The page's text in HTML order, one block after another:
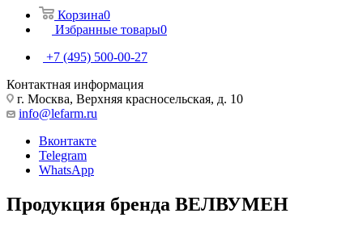
Корзина0
Избранные товары0
+7 (495) 500-00-27
Контактная информация
г. Москва, Верхняя красносельская, д. 10
info@lefarm.ru
Вконтакте
Telegram
WhatsApp
Продукция бренда ВЕЛВУМЕН